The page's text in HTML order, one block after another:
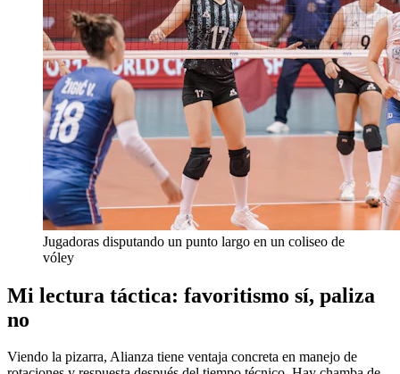
Jugadoras disputando un punto largo en un coliseo de
vóley
Mi lectura táctica: favoritismo sí, paliza
no
Viendo la pizarra, Alianza tiene ventaja concreta en manejo de